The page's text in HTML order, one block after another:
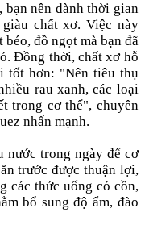
bạn nên dành thời gian
chất xơ. Việc này
đồ ngọt mà bạn đã
Đồng thời, chất xơ hỗ
tốt hơn: "Nên tiêu thụ
rau xanh, các loại
trong cơ thể", chuyên
nhấn mạnh.
nước trong ngày để cơ
trước được thuận lợi,
các thức uống có cồn,
bổ sung độ ẩm, đào